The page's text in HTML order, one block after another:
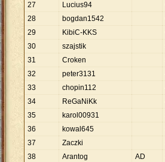
27
Lucius94
28
bogdan1542
29
KibiC-KKS
30
szajstik
31
Croken
32
peter3131
33
chopin112
34
ReGaNiKk
35
karol00931
36
kowal645
37
Zaczki
38
Arantog AD